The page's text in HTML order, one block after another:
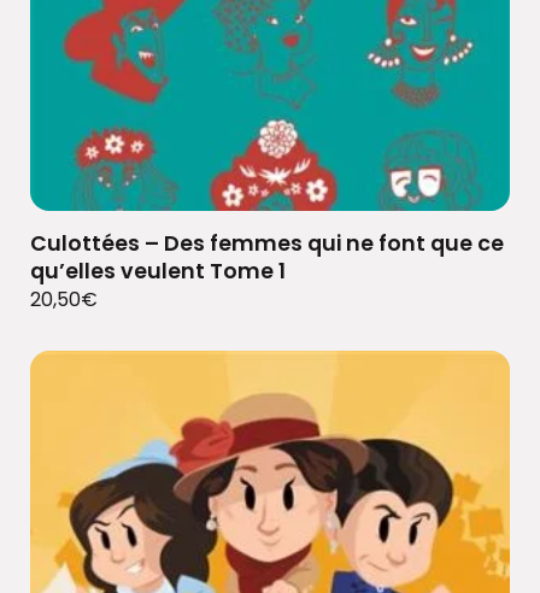
Culottées – Des femmes qui ne font que ce
qu’elles veulent Tome 1
20,50€